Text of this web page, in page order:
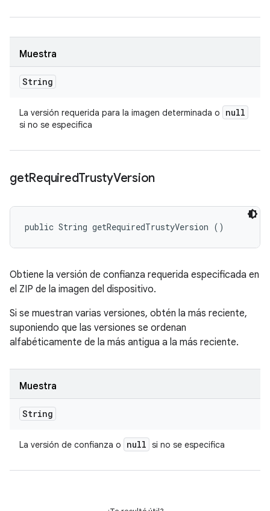
Muestra
String
La versión requerida para la imagen determinada o null
si no se especifica
getRequiredTrustyVersion
public String getRequiredTrustyVersion ()
Obtiene la versión de confianza requerida especificada en
el ZIP de la imagen del dispositivo.
Si se muestran varias versiones, obtén la más reciente,
suponiendo que las versiones se ordenan
alfabéticamente de la más antigua a la más reciente.
Muestra
String
La versión de confianza o null si no se especifica